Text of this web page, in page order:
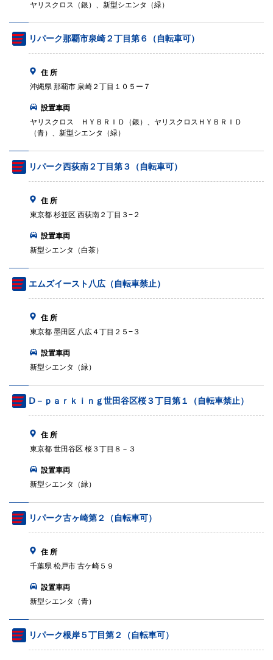
ヤリスクロス（銀）、新型シエンタ（緑）
リパーク那覇市泉崎２丁目第６（自転車可）
住 所
沖縄県 那覇市 泉崎２丁目１０５ー７
設置車両
ヤリスクロス ＨＹＢＲＩＤ（銀）、ヤリスクロスＨＹＢＲＩＤ
（青）、新型シエンタ（緑）
リパーク西荻南２丁目第３（自転車可）
住 所
東京都 杉並区 西荻南２丁目３−２
設置車両
新型シエンタ（白茶）
エムズイースト八広（自転車禁止）
住 所
東京都 墨田区 八広４丁目２５−３
設置車両
新型シエンタ（緑）
Ⅾ－ｐａｒｋｉｎｇ世田谷区桜３丁目第１（自転車禁止）
住 所
東京都 世田谷区 桜３丁目８－３
設置車両
新型シエンタ（緑）
リパーク古ヶ崎第２（自転車可）
住 所
千葉県 松戸市 古ケ崎５９
設置車両
新型シエンタ（青）
リパーク根岸５丁目第２（自転車可）